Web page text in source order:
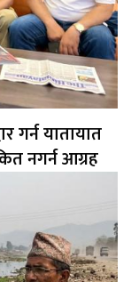
गर्न यातायात
नगर्न आग्रह